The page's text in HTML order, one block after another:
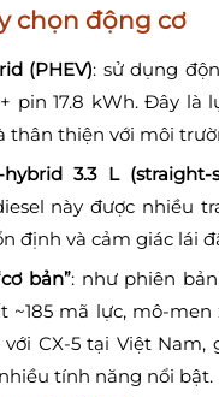
chọn động cơ
(PHEV): sử dụng
pin 17.8 kWh. Đây là
thân thiện với môi
3.3 L (straight-
này được nhiều
định và cảm giác lái
bản”: như phiên
~185 mã lực, mô-
CX-5 tại Việt Nam,
tính năng nổi bật.